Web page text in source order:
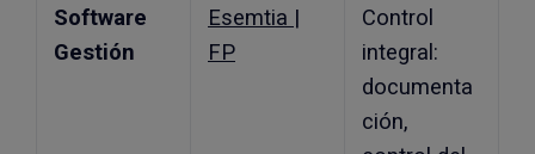
Software
Gestión
Esemtia |
FP
Control
integral:
documenta
ción,